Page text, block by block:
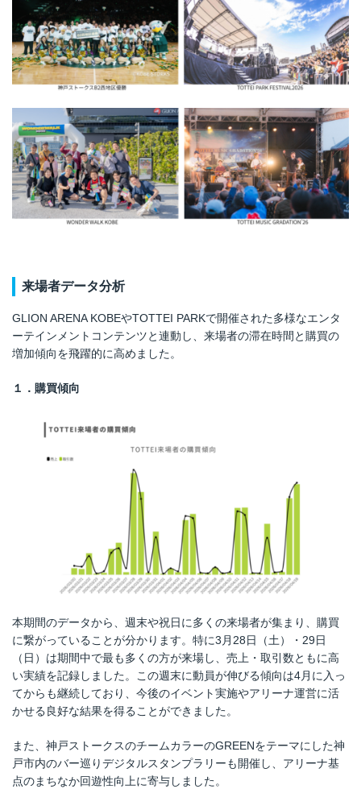
来場者データ分析
GLION ARENA KOBEやTOTTEI PARKで開催された多様なエンタ
ーテインメントコンテンツと連動し、来場者の滞在時間と購買の
増加傾向を飛躍的に高めました。
１．購買傾向
本期間のデータから、週末や祝日に多くの来場者が集まり、購買
に繋がっていることが分かります。特に3月28日（土）・29日
（日）は期間中で最も多くの方が来場し、売上・取引数ともに高
い実績を記録しました。この週末に動員が伸びる傾向は4月に入っ
てからも継続しており、今後のイベント実施やアリーナ運営に活
かせる良好な結果を得ることができました。
また、神戸ストークスのチームカラーのGREENをテーマにした神
戸市内のバー巡りデジタルスタンプラリーも開催し、アリーナ基
点のまちなか回遊性向上に寄与しました。